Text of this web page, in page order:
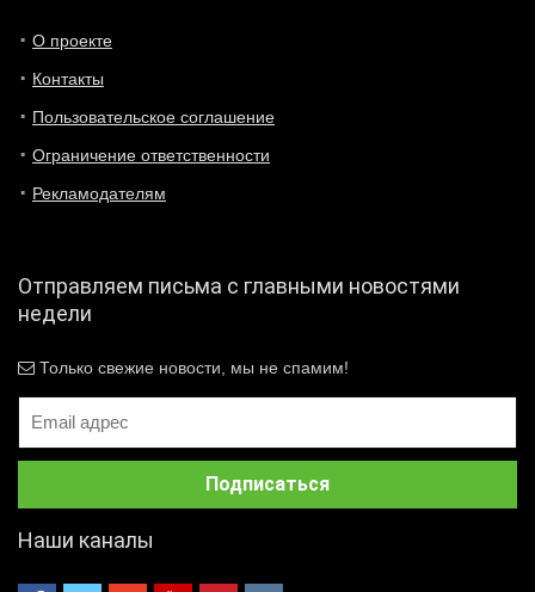
О проекте
Контакты
Пользовательское соглашение
Ограничение ответственности
Рекламодателям
Отправляем письма с главными новостями
недели
Только свежие новости, мы не спамим!
Наши каналы